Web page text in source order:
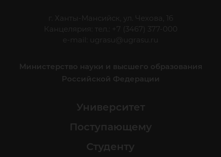
г. Ханты-Мансийск, ул. Чехова, 16
Канцелярия: тел.: +7 (3467) 377-000
e-mail:
ugrasu@ugrasu.ru
Министерство науки и высшего образования
Российской Федерации
Университет
Поступающему
Студенту